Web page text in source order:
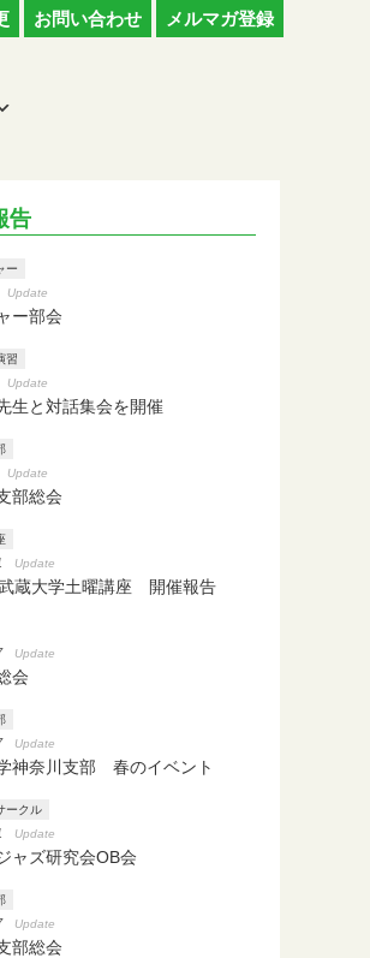
お問い合わせ メルマガ登録
告
ー
Update
ー部会
習
Update
生と対話集会を開催
Update
部総会
Update
蔵大学土曜講座 開催報告
Update
会
Update
神奈川支部 春のイベント
ークル
Update
ャズ研究会OB会
Update
部総会